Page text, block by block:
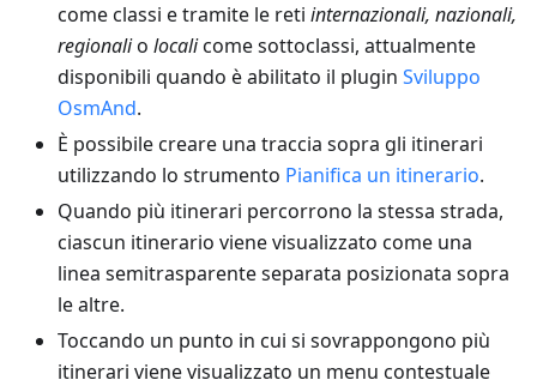
come classi e tramite le reti internazionali, nazionali,
regionalio localicome sottoclassi, attualmente
disponibili quando è abilitato il plugin Sviluppo
OsmAnd.
È possibile creare una traccia sopra gli itinerari
utilizzando lo strumento Pianifica un itinerario.
Quando più itinerari percorrono la stessa strada,
ciascun itinerario viene visualizzato come una
linea semitrasparente separata posizionata sopra
le altre.
Toccando un punto in cui si sovrappongono più
itinerari viene visualizzato un menu contestuale